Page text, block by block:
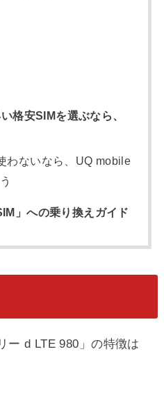
格安SIMを選ぶなら、
わないなら、UQ mobile
」への乗り換えガイド
ー d LTE 980」の特徴は